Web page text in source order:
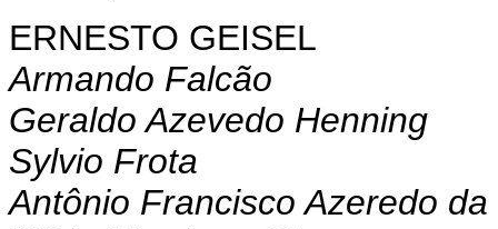
ERNESTO GEISEL
Armando Falcão
Geraldo Azevedo Henning
Sylvio Frota
Antônio Francisco Azeredo da